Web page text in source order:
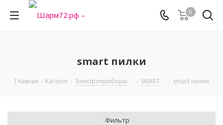
0
smart пилки
Главная - Каталог - Электроприборы - SMART - smart пилки
Фильтр